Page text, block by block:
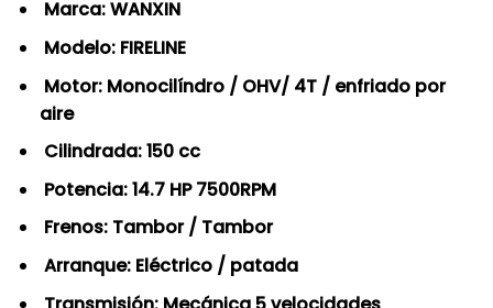
Marca: WANXIN
Modelo: FIRELINE
Motor: Monocilíndro / OHV/ 4T / enfriado por
aire
Cilindrada: 150 cc
Potencia: 14.7 HP 7500RPM
Frenos: Tambor / Tambor
Arranque: Eléctrico / patada